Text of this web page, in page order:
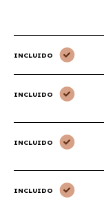
INCLUIDO
INCLUIDO
INCLUIDO
INCLUIDO